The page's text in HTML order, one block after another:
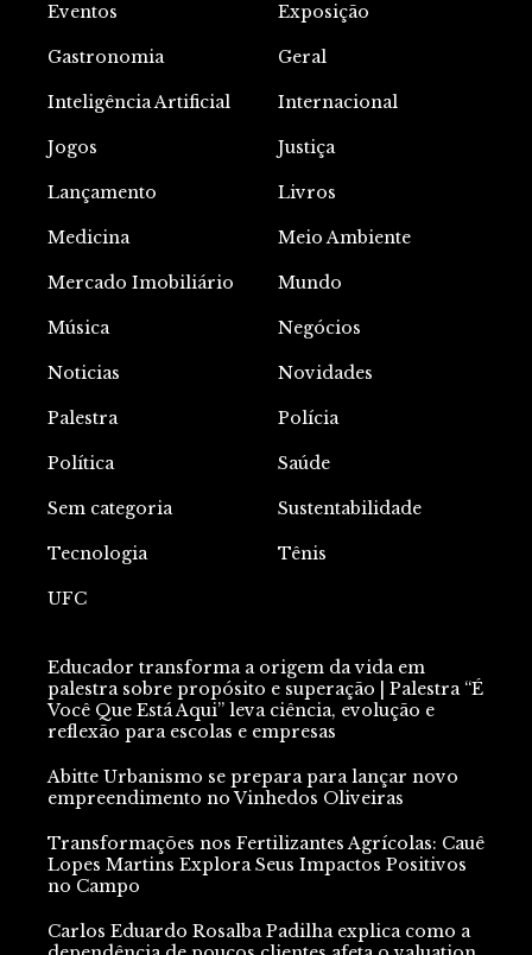
Eventos Exposição
Gastronomia Geral
Inteligência Artificial Internacional
Jogos Justiça
Lançamento Livros
Medicina Meio Ambiente
Mercado Imobiliário Mundo
Música Negócios
Noticias Novidades
Palestra Polícia
Política Saúde
Sem categoria Sustentabilidade
Tecnologia Tênis
UFC
Educador transforma a origem da vida em
palestra sobre propósito e superação | Palestra “É
Você Que Está Aqui” leva ciência, evolução e
reflexão para escolas e empresas
Abitte Urbanismo se prepara para lançar novo
empreendimento no Vinhedos Oliveiras
Transformações nos Fertilizantes Agrícolas: Cauê
Lopes Martins Explora Seus Impactos Positivos
no Campo
Carlos Eduardo Rosalba Padilha explica como a